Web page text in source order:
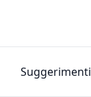
Suggerimenti